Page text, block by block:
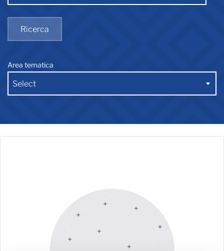
Ricerca
Area tematica
Select